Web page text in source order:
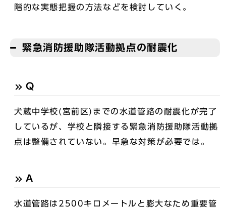
階的な実態把握の方法などを検討していく。
緊急消防援助隊活動拠点の耐震化
Q
犬蔵中学校(宮前区)までの水道管路の耐震化が完了
しているが、学校と隣接する緊急消防援助隊活動拠
点は整備されていない。早急な対策が必要では。
A
水道管路は2500キロメートルと膨大なため重要管